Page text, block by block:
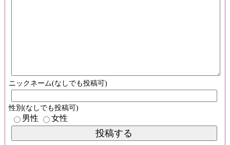
ニックネーム(なしでも投稿可)
性別(なしでも投稿可)
男性 女性